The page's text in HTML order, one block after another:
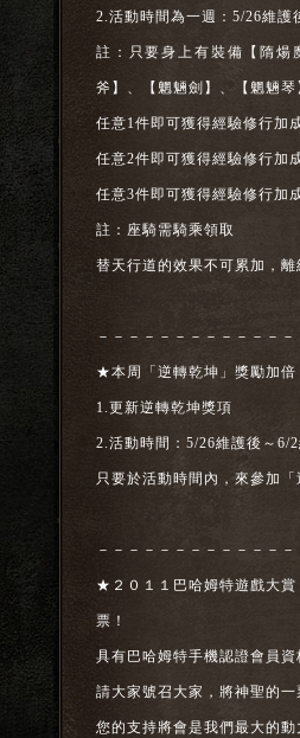
2.活動時間為一週：5/26維護
註：只要身上有裝備【隋煬
斧】、【魍魎劍】、【魍魎
任意1件即可獲得經驗修行加
任意2件即可獲得經驗修行加
任意3件即可獲得經驗修行加
註：座騎需騎乘領取
替天行道的效果不可累加，
－－－－－－－－－－－－
★本周「逆轉乾坤」獎勵加倍
1.更新逆轉乾坤獎項
2.活動時間：5/26維護後～6/
只要於活動時間內，來參加
－－－－－－－－－－－－
★２０１１巴哈姆特遊戲大
票！
具有巴哈姆特手機認證會員
請大家號召大家，將神聖的
您的支持將會是我們最大的